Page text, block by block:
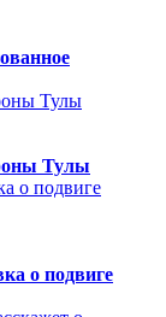
Тулы
о подвиге